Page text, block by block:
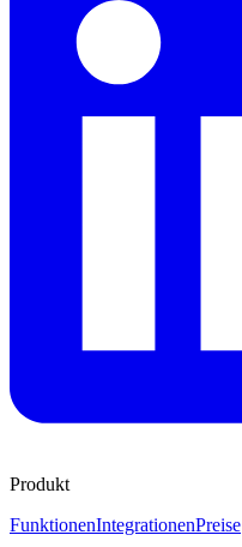
Produkt
FunktionenIntegrationenPreise